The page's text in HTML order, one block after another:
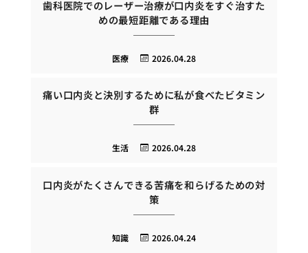
歯科医院でのレーザー治療が口内炎をすぐ治すた
めの最短距離である理由
2026.04.28
医療
痛い口内炎と決別するために私が食べたビタミン
群
2026.04.28
生活
口内炎がたくさんできる苦痛を和らげるための対
策
2026.04.24
知識